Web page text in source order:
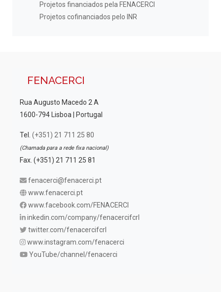
Projetos financiados pela FENACERCI
Projetos cofinanciados pelo INR
FENACERCI
Rua Augusto Macedo 2 A
1600-794 Lisboa | Portugal
Tel. (+351) 21 711 25 80
(Chamada para a rede fixa nacional)
Fax. (+351) 21 711 25 81
fenacerci@fenacerci.pt
www.fenacerci.pt
www.facebook.com/FENACERCI
inkedin.com/company/fenacercifcrl
twitter.com/fenacercifcrl
www.instagram.com/fenacerci
YouTube/channel/fenacerci